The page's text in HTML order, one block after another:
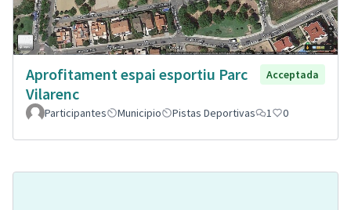
Aprofitament espai esportiu Parc
Vilarenc
Acceptada
Participantes Municipio Pistas Deportivas 1 0